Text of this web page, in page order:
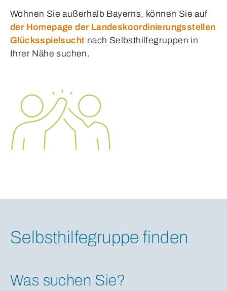
Wohnen Sie außerhalb Bayerns, können Sie auf
der Homepage der Landeskoordinierungsstellen
Glücksspielsucht nach Selbsthilfegruppen in
Ihrer Nähe suchen.
Selbsthilfegruppe finden
Was suchen Sie?